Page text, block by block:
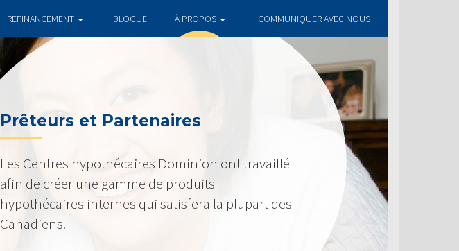
REFINANCEMENT BLOGUE À PROPOS COMMUNIQUER AVEC NOUS
Prêteurs et Partenaires
Les Centres hypothécaires Dominion ont travaillé
afin de créer une gamme de produits
hypothécaires internes qui satisfera la plupart des
Canadiens.